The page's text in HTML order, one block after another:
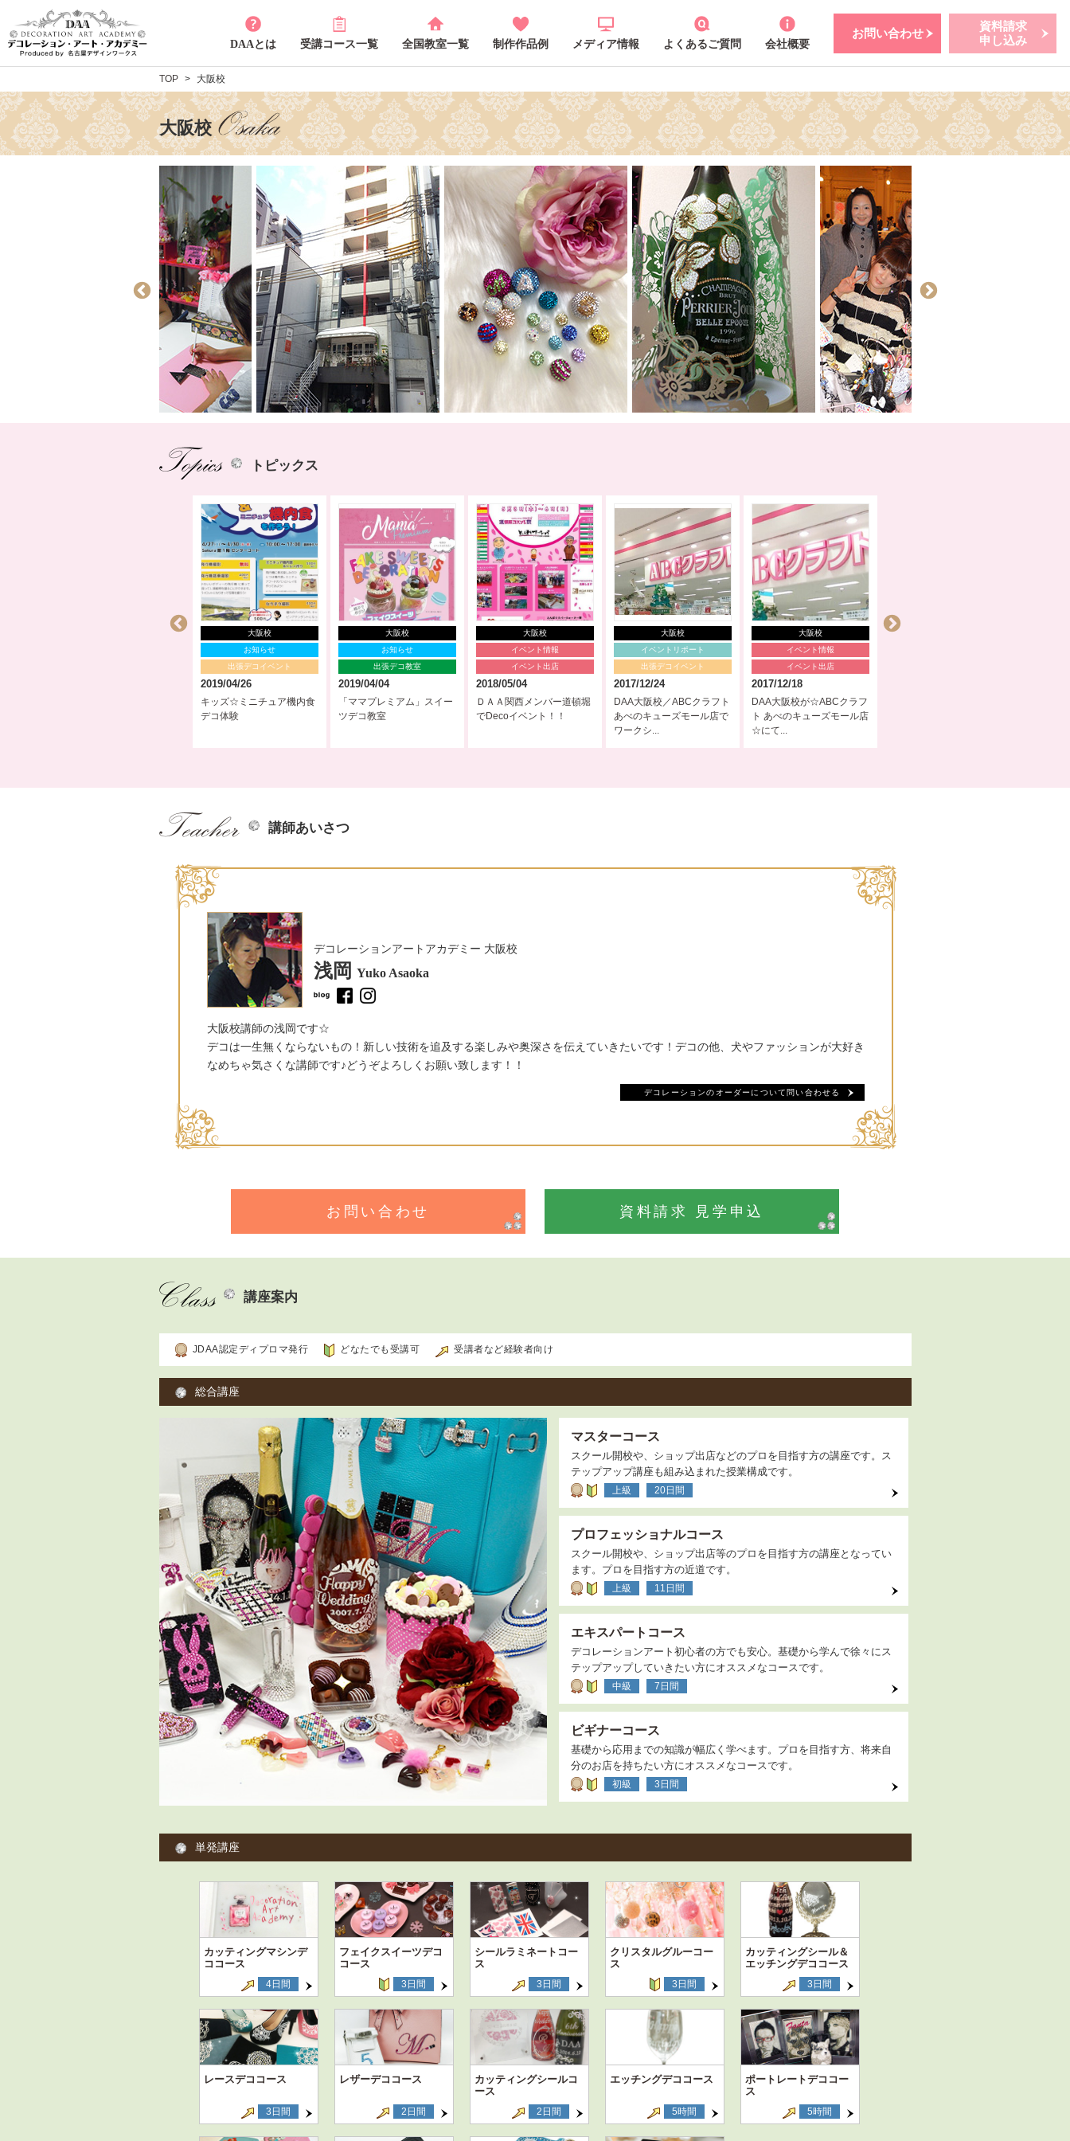
DAAとは 受講コース一覧 全国教室一覧 制作作品例 メディア情報 よくあるご質問 会社概要
お問い合わせ
資料請求
申し込み
TOP 大阪校
大阪校
トピックス
大阪校
お知らせ
出張デコイベント
2019/04/26
キッズ☆ミニチュア機内食
デコ体験
大阪校
お知らせ
出張デコ教室
2019/04/04
「ママプレミアム」スイー
ツデコ教室
大阪校
イベント情報
イベント出店
2018/05/04
ＤＡＡ関西メンバー道頓堀
でDecoイベント！！
大阪校
イベントリポート
出張デコイベント
2017/12/24
DAA大阪校／ABCクラフト
あべのキューズモール店で
ワークシ...
大阪校
イベント情報
イベント出店
2017/12/18
DAA大阪校が☆ABCクラフ
ト あべのキューズモール店
☆にて...
講師あいさつ
デコレーションアートアカデミー 大阪校
浅岡 Yuko Asaoka
大阪校講師の浅岡です☆
デコは一生無くならないもの！新しい技術を追及する楽しみや奥深さを伝えていきたいです！デコの他、犬やファッションが大好き
なめちゃ気さくな講師です♪どうぞよろしくお願い致します！！
デコレーションのオーダーについて問い合わせる
お問い合わせ 資料請求 見学申込
講座案内
JDAA認定ディプロマ発行 どなたでも受講可 受講者など経験者向け
総合講座
マスターコース
スクール開校や、ショップ出店などのプロを目指す方の講座です。ス
テップアップ講座も組み込まれた授業構成です。
上級 20日間
プロフェッショナルコース
スクール開校や、ショップ出店等のプロを目指す方の講座となってい
ます。プロを目指す方の近道です。
上級 11日間
エキスパートコース
デコレーションアート初心者の方でも安心。基礎から学んで徐々にス
テップアップしていきたい方にオススメなコースです。
中級 7日間
ビギナーコース
基礎から応用までの知識が幅広く学べます。プロを目指す方、将来自
分のお店を持ちたい方にオススメなコースです。
初級 3日間
単発講座
カッティングマシンデ
ココース
4日間
フェイクスイーツデコ
コース
3日間
シールラミネートコー
ス
3日間
クリスタルグルーコー
ス
3日間
カッティングシール＆
エッチングデココース
3日間
レースデココース
3日間
レザーデココース
2日間
カッティングシールコ
ース
2日間
エッチングデココース
5時間
ポートレートデココー
ス
5時間